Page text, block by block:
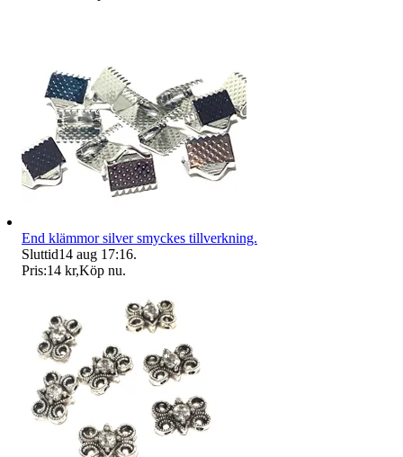
End klämmor silver smyckes tillverkning.
Sluttid14 aug 17:16.
Pris:14 kr,Köp nu.